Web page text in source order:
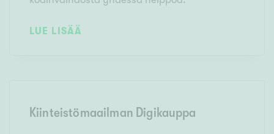
LUE LISÄÄ
Kiinteistömaailman Digikauppa